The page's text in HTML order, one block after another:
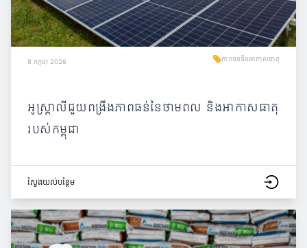
8 កក្កដា 2026 ភាពធន់នឹងអាកាសធាតុ
អូស្ត្រាលីជួយពង្រឹងភាពធន់នៃថាមពល និងអាកាសធាតុ
របស់កម្ពុជា
ស្វែង​យល់​បន្ថែម